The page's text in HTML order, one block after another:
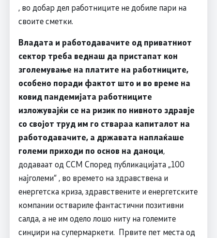
, во добар дел работниците не добиле пари на
своите сметки.
Владата и работодавачите од приватниот
сектор треба веднаш да пристапат кон
зголемување на платите на работниците,
особено поради фактот што и во време на
ковид пандемијата работниците
изложувајќи се на ризик по нивното здравје
со својот труд им го ствараа капиталот на
работодавачите, а државата наплаќаше
големи приходи по основ на даноци,
додаваат од ССМ Според публикацијата „100
најголеми“ , во времето на здравствена и
енергетска криза, здравствените и енергетските
компании оствариле фантастични позитивни
салда, а не им одело лошо ниту на големите
синџири на супермаркети. Првите пет места од